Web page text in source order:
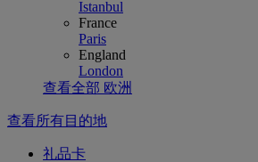
Istanbul
France
Paris
England
London
查看全部 欧洲
查看所有目的地
礼品卡